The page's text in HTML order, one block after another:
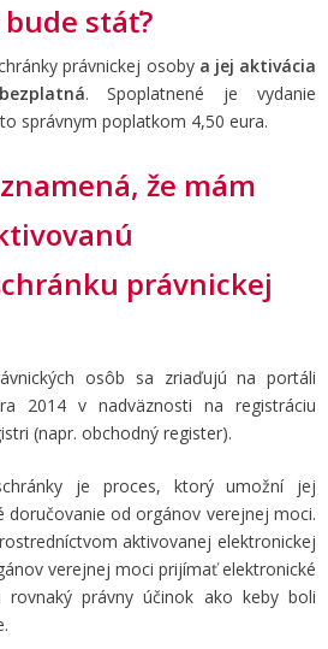
stáť?
právnickej osoby a jej aktivácia
bezplatná. Spoplatnené je vydanie
správnym poplatkom 4,50 eura.
že mám
právnickej
osôb sa zriaďujú na portáli
2014 v nadväznosti na registráciu
(napr. obchodný register).
je proces, ktorý umožní jej
doručovanie od orgánov verejnej moci.
aktivovanej elektronickej
verejnej moci prijímať elektronické
právny účinok ako keby boli